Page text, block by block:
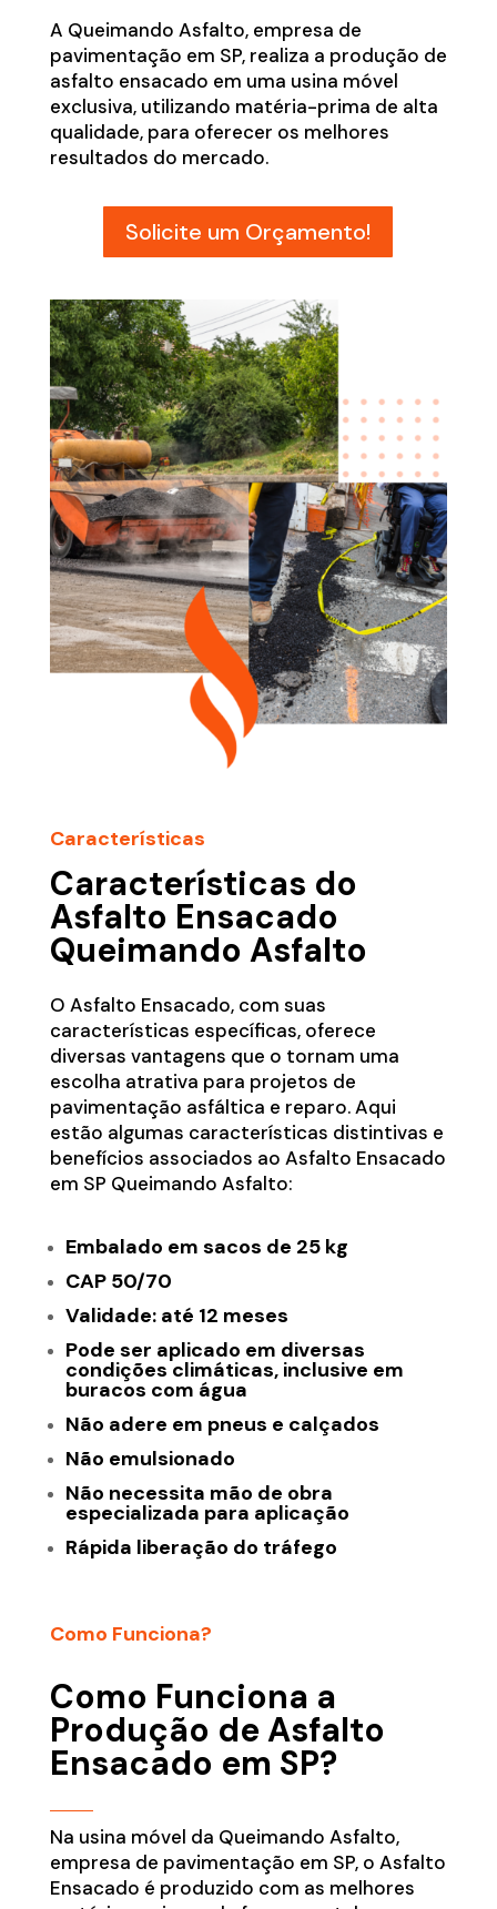
A Queimando Asfalto, empresa de
pavimentação em SP, realiza a produção de
asfalto ensacado em uma usina móvel
exclusiva, utilizando matéria-prima de alta
qualidade, para oferecer os melhores
resultados do mercado.
Solicite um Orçamento!
Características
Características do
Asfalto Ensacado
Queimando Asfalto
O Asfalto Ensacado, com suas
características específicas, oferece
diversas vantagens que o tornam uma
escolha atrativa para projetos de
pavimentação asfáltica e reparo. Aqui
estão algumas características distintivas e
benefícios associados ao Asfalto Ensacado
em SP Queimando Asfalto:
Embalado em sacos de 25 kg
CAP 50/70
Validade: até 12 meses
Pode ser aplicado em diversas
condições climáticas, inclusive em
buracos com água
Não adere em pneus e calçados
Não emulsionado
Não necessita mão de obra
especializada para aplicação
Rápida liberação do tráfego
Como Funciona?
Como Funciona a
Produção de Asfalto
Ensacado em SP?
Na usina móvel da Queimando Asfalto,
empresa de pavimentação em SP, o Asfalto
Ensacado é produzido com as melhores